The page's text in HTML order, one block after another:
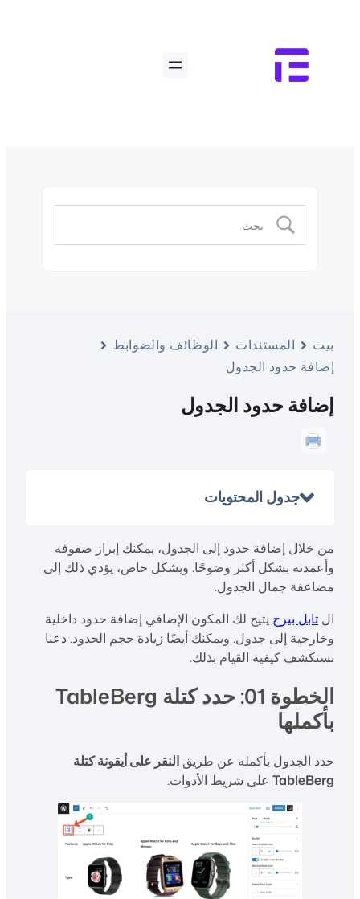
بيت المستندات
الوظائف والضوابط
إضافة حدود الجدول
إضافة حدود الجدول
جدول المحتويات
من خلال إضافة حدود إلى الجدول، يمكنك إبراز صفوفه
وأعمدته بشكل أكثر وضوحًا. وبشكل خاص، يؤدي ذلك إلى
مضاعفة جمال الجدول.
ال تابل بيرج يتيح لك المكون الإضافي إضافة حدود داخلية
وخارجية إلى جدول. ويمكنك أيضًا زيادة حجم الحدود. دعنا
نستكشف كيفية القيام بذلك.
الخطوة 01: حدد كتلة TableBerg
بأكملها
حدد الجدول بأكمله عن طريق النقر على أيقونة كتلة
TableBerg على شريط الأدوات.